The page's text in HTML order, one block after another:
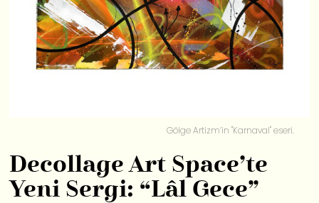
Gölge Artizm’in "Karnaval" eseri.
Decollage Art Space’te
Yeni Sergi: “Lâl Gece”